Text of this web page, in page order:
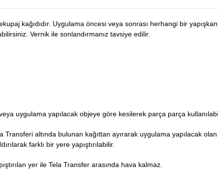
kağıdıdır. Uygulama öncesi veya sonrası herhangi bir
Vernik ile sonlandırmanız tavsiye edilir.
uygulama yapılacak objeye göre kesilerek parça parça
altında bulunan kağıttan ayırarak uygulama yapılacak olan
farklı bir yere yapıştırılabilir.
yer ile Tela Transfer arasında hava kalmaz.